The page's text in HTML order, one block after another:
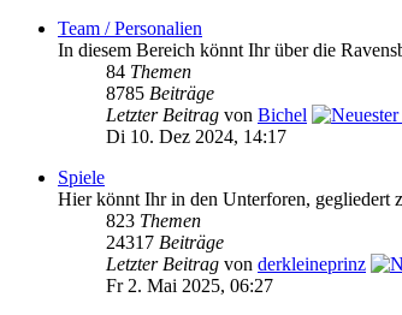
Team / Personalien
In diesem Bereich könnt Ihr über die
84 Themen
8785 Beiträge
Letzter Beitrag von Bichel
Di 10. Dez 2024, 14:17
Spiele
Hier könnt Ihr in den Unterforen, gegliedert
823 Themen
24317 Beiträge
Letzter Beitrag von derkleineprinz
Fr 2. Mai 2025, 06:27